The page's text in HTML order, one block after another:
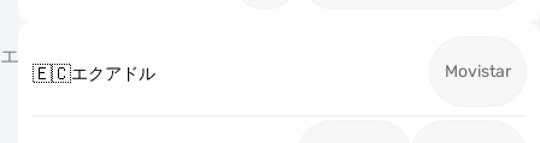
エ
🇪🇨エクアドル Movistar